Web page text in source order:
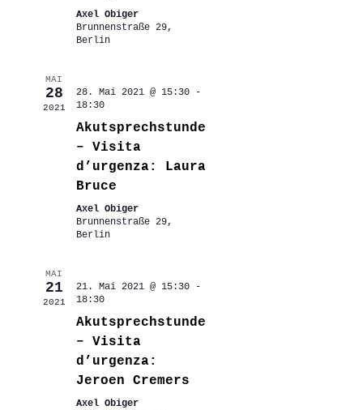
Axel Obiger
Brunnenstraße 29,
Berlin
MAI
28
2021
28. Mai 2021 @ 15:30-
18:30
Akutsprechstunde
– Visita
d’urgenza: Laura
Bruce
Axel Obiger
Brunnenstraße 29,
Berlin
MAI
21
2021
21. Mai 2021 @ 15:30-
18:30
Akutsprechstunde
– Visita
d’urgenza:
Jeroen Cremers
Axel Obiger